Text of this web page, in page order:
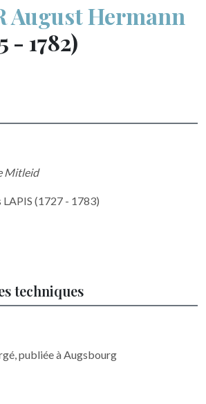
August Hermann
- 1782)
Mitleid
(1727 - 1783)
techniques
publiée à Augsbourg